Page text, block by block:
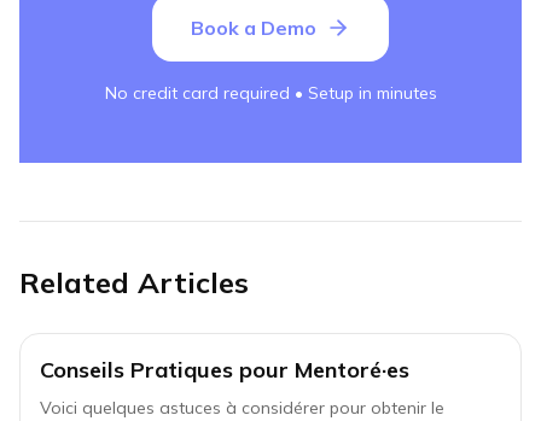
Book a Demo
No credit card required • Setup in minutes
Related Articles
Conseils Pratiques pour Mentoré·es
Voici quelques astuces à considérer pour obtenir le